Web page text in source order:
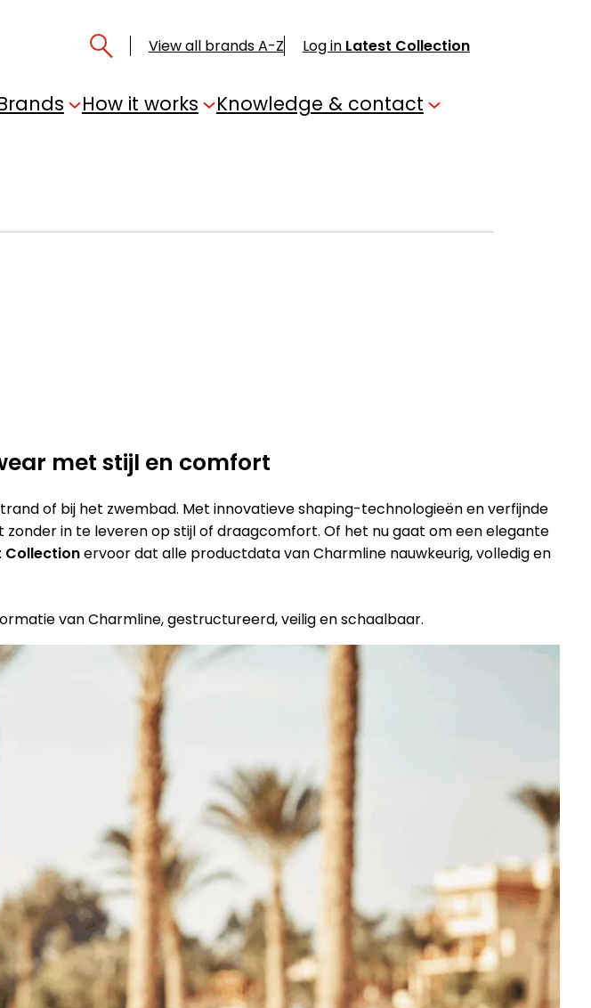
View all brands A-Z Log in Latest Collection
How it works Knowledge & contact
met stijl en comfort
of bij het zwembad. Met innovatieve shaping-technologieën en verfijnde
in te leveren op stijl of draagcomfort. Of het nu gaat om een elegante
Collectionervoor dat alle productdata van Charmline nauwkeurig, volledig en
van Charmline, gestructureerd, veilig en schaalbaar.